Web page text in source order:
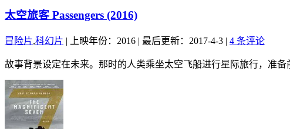
太空旅客 Passengers (2016)
冒险片,科幻片 | 上映年份：2016 | 最后更新：2017-4-3 | 4 条评论
故事背景设定在未来。那时的人类乘坐太空飞船进行星际旅行，准